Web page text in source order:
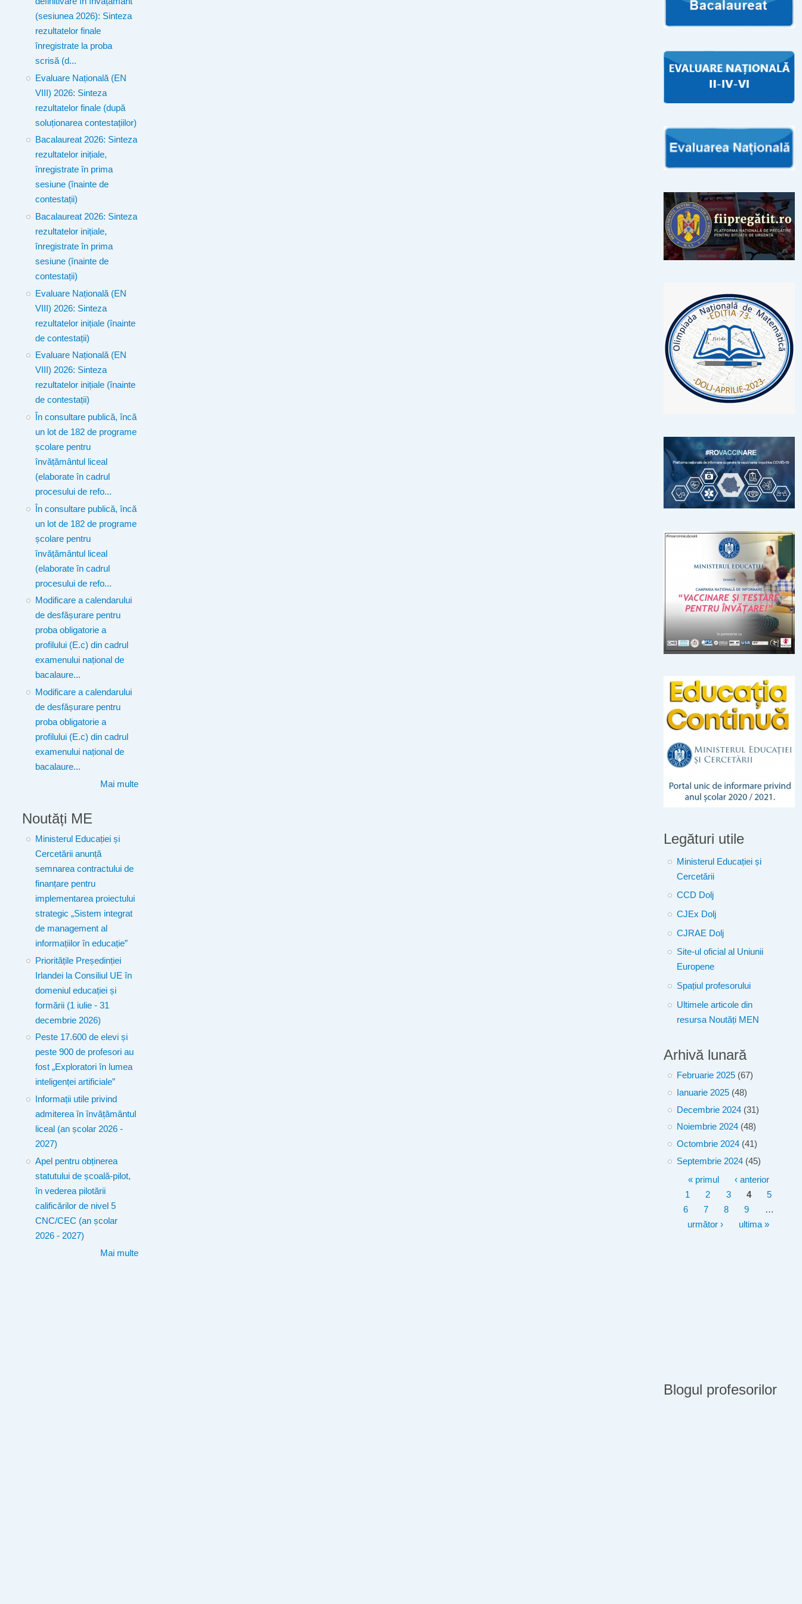
(sesiunea 2026): Sinteza
rezultatelor finale
înregistrate la proba
scrisă (d...
Evaluare Națională (EN
VIII) 2026: Sinteza
rezultatelor finale (după
soluționarea contestațiilor)
Bacalaureat 2026: Sinteza
rezultatelor inițiale,
înregistrate în prima
sesiune (înainte de
contestații)
Bacalaureat 2026: Sinteza
rezultatelor inițiale,
înregistrate în prima
sesiune (înainte de
contestații)
Evaluare Națională (EN
VIII) 2026: Sinteza
rezultatelor inițiale (înainte
de contestații)
Evaluare Națională (EN
VIII) 2026: Sinteza
rezultatelor inițiale (înainte
de contestații)
În consultare publică, încă
un lot de 182 de programe
școlare pentru
învățământul liceal
(elaborate în cadrul
procesului de refo...
În consultare publică, încă
un lot de 182 de programe
școlare pentru
învățământul liceal
(elaborate în cadrul
procesului de refo...
Modificare a calendarului
de desfășurare pentru
proba obligatorie a
profilului (E.c) din cadrul
examenului național de
bacalaure...
Modificare a calendarului
de desfășurare pentru
proba obligatorie a
profilului (E.c) din cadrul
examenului național de
bacalaure...
Mai multe
Noutăți ME
Ministerul Educației și
Cercetării anunță
semnarea contractului de
finanțare pentru
implementarea proiectului
strategic „Sistem integrat
de management al
informațiilor în educație”
Prioritățile Președinției
Irlandei la Consiliul UE în
domeniul educației și
formării (1 iulie - 31
decembrie 2026)
Peste 17.600 de elevi și
peste 900 de profesori au
fost „Exploratori în lumea
inteligenței artificiale”
Informații utile privind
admiterea în învățământul
liceal (an școlar 2026 -
2027)
Apel pentru obținerea
statutului de școală-pilot,
în vederea pilotării
calificărilor de nivel 5
CNC/CEC (an școlar
2026 - 2027)
Mai multe
Legături utile
Ministerul Educației și
Cercetării
CCD Dolj
CJEx Dolj
CJRAE Dolj
Site-ul oficial al Uniunii
Europene
Spațiul profesorului
Ultimele articole din
resursa Noutăți MEN
Arhivă lunară
Februarie 2025 (67)
Ianuarie 2025 (48)
Decembrie 2024 (31)
Noiembrie 2024 (48)
Octombrie 2024 (41)
Septembrie 2024 (45)
Pagini« primul
‹ anterior
1
2 3 4
5
6
7 8 9
…
următor ›
ultima »
Blogul profesorilor